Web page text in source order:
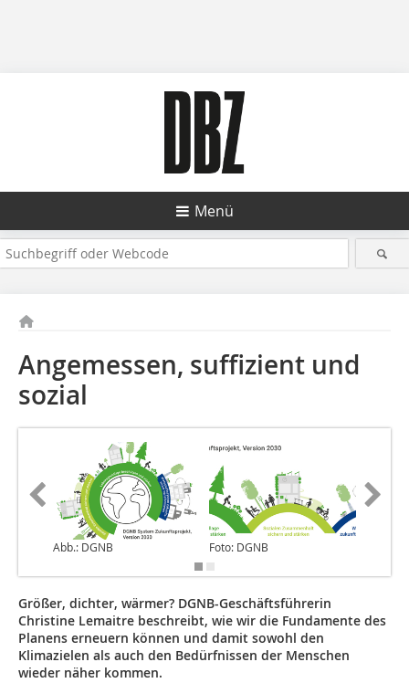
Menü
Angemessen, suffizient und
sozial
Abb.: DGNB Foto: DGNB
Größer, dichter, wärmer? DGNB-Geschäftsführerin
Christine Lemaitre beschreibt, wie wir die Fundamente des
Planens erneuern können und damit sowohl den
Klimazielen als auch den Bedürfnissen der Menschen
wieder näher kommen.